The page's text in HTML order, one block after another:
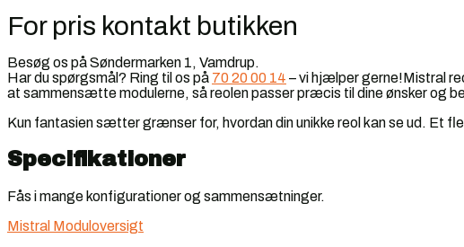
For pris kontakt butikken
Besøg os på Søndermarken 1, Vamdrup.
Har du spørgsmål? Ring til os på 70 20 00 14 – vi hjælper gerne!Mistral
at sammensætte modulerne, så reolen passer præcis til dine ønsker og
Kun fantasien sætter grænser for, hvordan din unikke reol kan se ud. Et
Specifikationer
Fås i mange konfigurationer og sammensætninger.
Mistral Moduloversigt